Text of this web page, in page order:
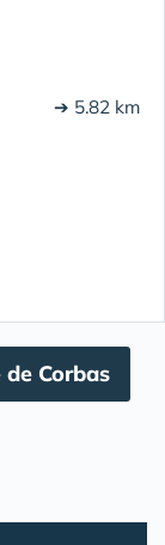
➔ 5.82 km
Corbas